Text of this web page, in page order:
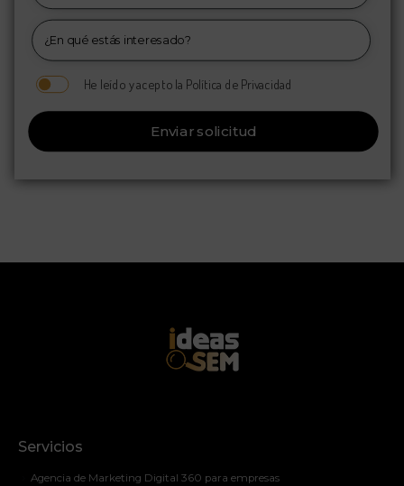
He leído y acepto la Política de Privacidad
Enviar solicitud
Servicios
Agencia de Marketing Digital 360 para empresas